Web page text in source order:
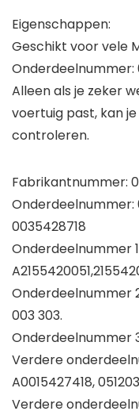
Eigenschappen:
Geschikt voor vele
Onderdeelnummer:
Alleen als je zeker
voertuig past, kan
controleren.
Fabrikantnummer:
Onderdeelnummer:
0035428718
Onderdeelnummer
Onderdeelnummer
003 303.
Onderdeelnummer
Verdere
A0015427418,
Verdere